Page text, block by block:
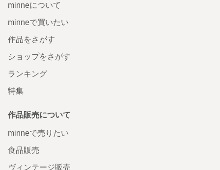
minneについて
minneで買いたい
作品をさがす
ショップをさがす
ランキング
特集
作品販売について
minneで売りたい
食品販売
ヴィンテージ販売